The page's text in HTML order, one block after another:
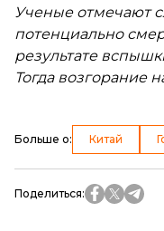
Ученые отмечают
потенциально
результате
Тогда возгорание
Больше о: Китай
Поделиться: